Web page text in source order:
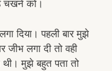
चखने को।
दिया। पहली बार मुझे
लगा दी तो वही
मुझे बहुत पता तो